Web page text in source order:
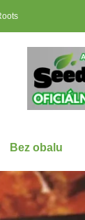
Bez obalu